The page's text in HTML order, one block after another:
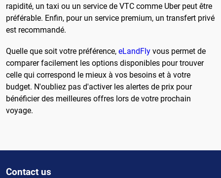
rapidité, un taxi ou un service de VTC comme Uber peut être
préférable. Enfin, pour un service premium, un transfert privé
est recommandé.
Quelle que soit votre préférence, eLandFly vous permet de
comparer facilement les options disponibles pour trouver
celle qui correspond le mieux à vos besoins et à votre
budget. N'oubliez pas d'activer les alertes de prix pour
bénéficier des meilleures offres lors de votre prochain
voyage.
Contact us